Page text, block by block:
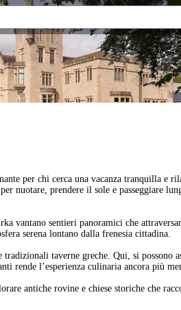
per chi cerca una vacanza tranquilla e
nuotare, prendere il sole e passeggiare
vantano sentieri panoramici che
serena lontano dalla frenesia cittadina.
taverne greche. Qui, si possono
rende l’esperienza culinaria ancora più
antiche rovine e chiese storiche che